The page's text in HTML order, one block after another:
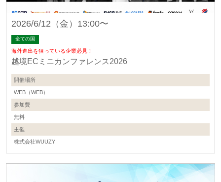
2026/6/12（金）13:00〜
全ての国
海外進出を狙っている企業必見！
越境ECミニカンファレンス2026
開催場所
WEB（WEB）
参加費
無料
主催
株式会社WUUZY